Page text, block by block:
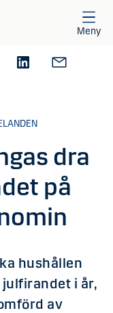
Meny
dra
på
hushållen
i år,
av